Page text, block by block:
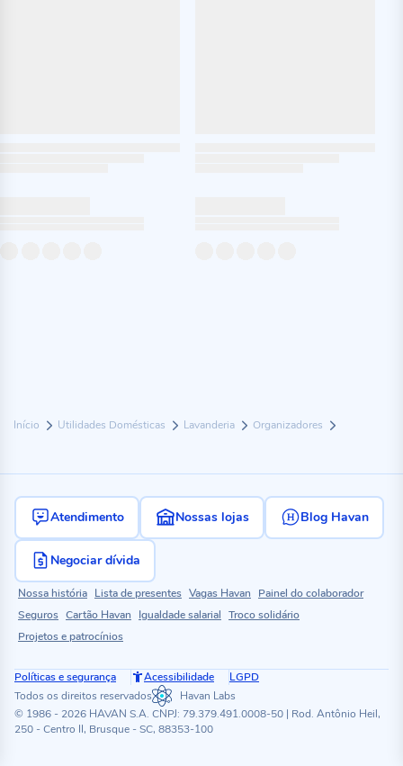
Início Utilidades Domésticas Lavanderia Organizadores
Atendimento Nossas lojas Blog Havan
Negociar dívida
Nossa história Lista de presentes Vagas Havan
Painel do colaborador
Seguros Cartão Havan Igualdade salarial Troco solidário
Projetos e patrocínios
Políticas e segurança Acessibilidade
LGPD
Todos os direitos reservados
Havan Labs
© 1986 - 2026 HAVAN S.A. CNPJ: 79.379.491.0008-50 | Rod. Antônio Heil,
250 - Centro II, Brusque - SC, 88353-100